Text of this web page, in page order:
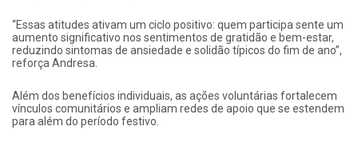
“Essas atitudes ativam um ciclo positivo: quem participa sente um
aumento significativo nos sentimentos de gratidão e bem-estar,
reduzindo sintomas de ansiedade e solidão típicos do fim de ano”,
reforça Andresa.
Além dos benefícios individuais, as ações voluntárias fortalecem
vínculos comunitários e ampliam redes de apoio que se estendem
para além do período festivo.